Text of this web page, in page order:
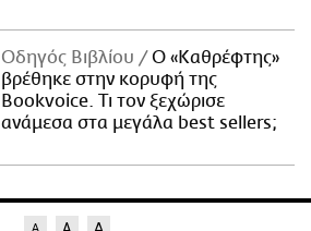
Οδηγός Βιβλίου
Ο «Καθρέφτης»
βρέθηκε στην κορυφή της
Bookvoice. Τι τον ξεχώρισε
ανάμεσα στα μεγάλα best sellers;